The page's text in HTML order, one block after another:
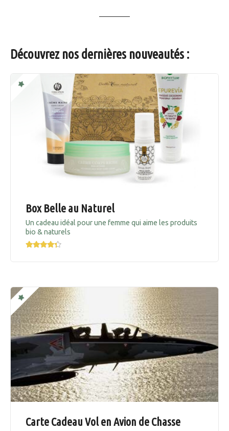
Découvrez nos dernières nouveautés :
Box Belle au Naturel
Un cadeau idéal pour une femme qui aime les produits
bio & naturels
Carte Cadeau Vol en Avion de Chasse